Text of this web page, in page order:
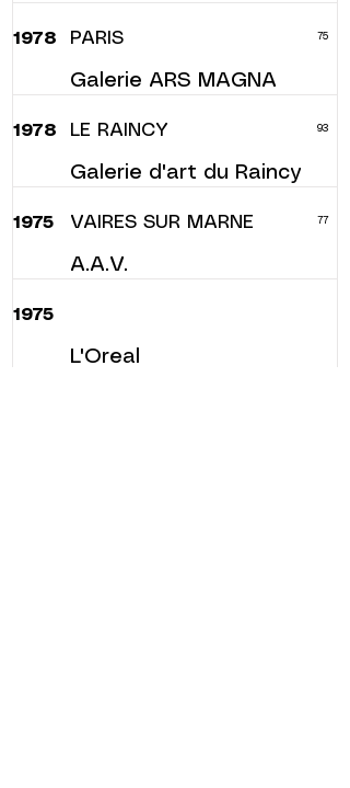
1978 PARIS 75
Galerie ARS MAGNA
1978 LE RAINCY 93
Galerie d'art du Raincy
1975 VAIRES SUR MARNE 77
A.A.V.
1975
L'Oreal